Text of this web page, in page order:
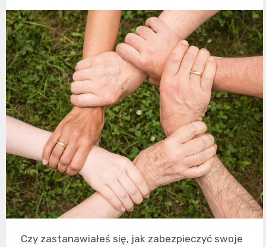
Czy zastanawiałeś się, jak zabezpieczyć swoje